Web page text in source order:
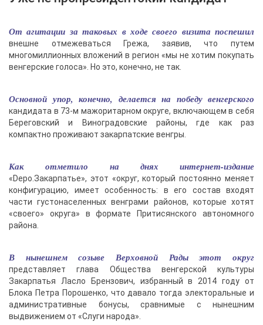
От агитации за таковых в ходе своего визита поспешил
внешне отмежеваться Грежа, заявив, что путем
многомиллионных вложений в регион «мы не хотим покупать
венгерские голоса». Но это, конечно, не так.
Основной упор, конечно, делается на победу венгерского
кандидата в 73-м мажоритарном округе, включающем в себя
Береговский и Виноградовские районы, где как раз
компактно проживают закарпатские венгры.
Как отметило на днях интернет-издание
«Depo.Закарпатье», этот «округ, который постоянно меняет
конфигурацию, имеет особенность: в его состав входят
части густонаселенных венграми районов, которые хотят
«своего» округа» в формате Притисянского автономного
района.
В нынешнем созыве Верховной Рады этот округ
представляет глава Общества венгерской культуры
Закарпатья Ласло Брензович, избранный в 2014 году от
Блока Петра Порошенко, что давало тогда электоральные и
административные бонусы, сравнимые с нынешним
выдвижением от «Слуги народа».